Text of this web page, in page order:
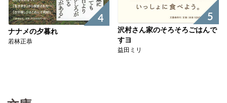
4
ナナメの夕暮れ
若林正恭
5
沢村さん家のそろそろごはんで
すヨ
益田ミリ